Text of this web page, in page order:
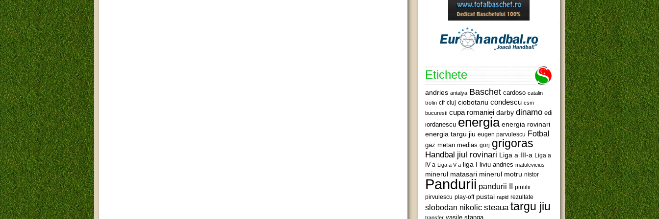
Etichete
andries antalya Baschet cardoso catalin
trofin cfr cluj ciobotariu condescu csm
bucuresti cupa romaniei darby dinamo edi
iordanescu energia energia rovinari
energia targu jiu eugen parvulescu Fotbal
gaz metan medias gorj grigoras
Handbal jiul rovinari Liga a III-a Liga a
IV-a Liga a V-a liga I liviu andries matulevicius
minerul matasari minerul motru nistor
Pandurii pandurii II pintilii
pirvulescu play-off pustai rapid rezultate
slobodan nikolic steaua targu jiu
transfer vasile stanga